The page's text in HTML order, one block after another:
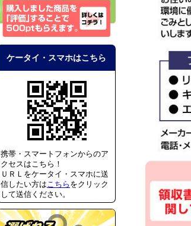
ケータイ・スマホはこちら
携帯・スマートフォンからのア
クセスはこちら！
ＵＲＬをケータイ・スマホに送
信したい方は こちら をクリック
して送信ください。